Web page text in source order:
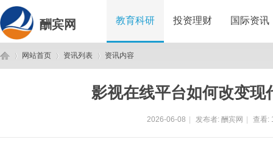
酬宾网 教育科研 投资理财 国际资讯
网站首页 资讯列表 资讯内容
影视在线平台如何改变现
2026-06-08 发布者: 酬宾网 查看: